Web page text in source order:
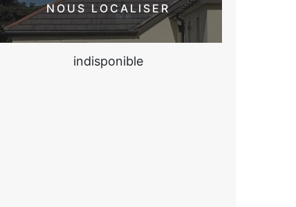
NOUS LOCALISER
indisponible